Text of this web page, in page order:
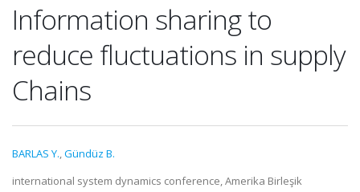
Information sharing to
reduce fluctuations in supply
Chains
BARLAS Y.,Gündüz B.
international system dynamics conference, Amerika Birleşik